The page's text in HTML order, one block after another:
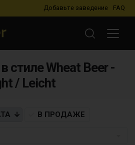
Добавьте заведение FAQ
стиле Wheat Beer -
/ Leicht
В ПРОДАЖЕ